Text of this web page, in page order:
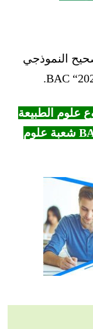
النموذجي
علوم الطبيعة
والحياة بكالوريا 2021 – BAC 2021 شعبة علوم